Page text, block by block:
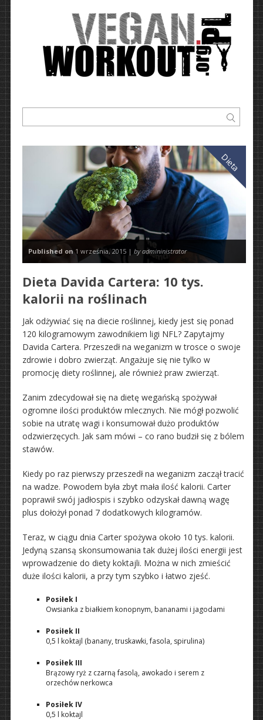
Dieta
Published on1 września, 2015 | by admininistrator
Dieta Davida Cartera: 10 tys.
kalorii na roślinach
Jak odżywiać się na diecie roślinnej, kiedy jest się ponad
120 kilogramowym zawodnikiem ligi NFL? Zapytajmy
Davida Cartera. Przeszedł na weganizm w trosce o swoje
zdrowie i dobro zwierząt. Angażuje się nie tylko w
promocję diety roślinnej, ale również praw zwierząt.
Zanim zdecydował się na dietę wegańską spożywał
ogromne ilości produktów mlecznych. Nie mógł pozwolić
sobie na utratę wagi i konsumował dużo produktów
odzwierzęcych. Jak sam mówi – co rano budził się z bólem
stawów.
Kiedy po raz pierwszy przeszedł na weganizm zaczął tracić
na wadze. Powodem była zbyt mała ilość kalorii. Carter
poprawił swój jadłospis i szybko odzyskał dawną wagę
plus dołożył ponad 7 dodatkowych kilogramów.
Teraz, w ciągu dnia Carter spożywa około 10 tys. kalorii.
Jedyną szansą skonsumowania tak dużej ilości energii jest
wprowadzenie do diety koktajli. Można w nich zmieścić
duże ilości kalorii, a przy tym szybko i łatwo zjeść.
Posiłek I
Owsianka z białkiem konopnym, bananami i jagodami
Posiłek II
0,5 l koktajl (banany, truskawki, fasola, spirulina)
Posiłek III
Brązowy ryż z czarną fasolą, awokado i serem z
orzechów nerkowca
Posiłek IV
0,5 l koktajl